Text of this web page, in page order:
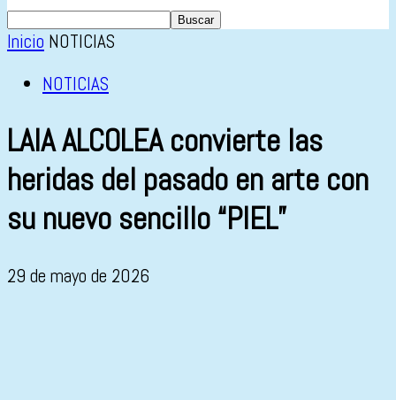
Inicio NOTICIAS
NOTICIAS
LAIA ALCOLEA convierte las
heridas del pasado en arte con
su nuevo sencillo “PIEL”
29 de mayo de 2026